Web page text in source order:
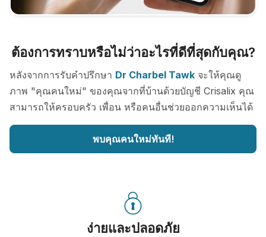
ต้องการทราบหรือไม่ว่าอะไรที่ดีที่สุดกับคุณ?
หลังจากการรับคำปรึกษา Dr Charbel Tawk จะให้คุณดู
ภาพ "คุณคนใหม่" ของคุณจากที่บ้านด้วยบัญชี Crisalix คุณ
สามารถให้ครอบครัว เพื่อน หรือคนอื่นช่วยออกความเห็นได้
พบคุณคนใหม่ทันที!
ง่ายและปลอดภัย